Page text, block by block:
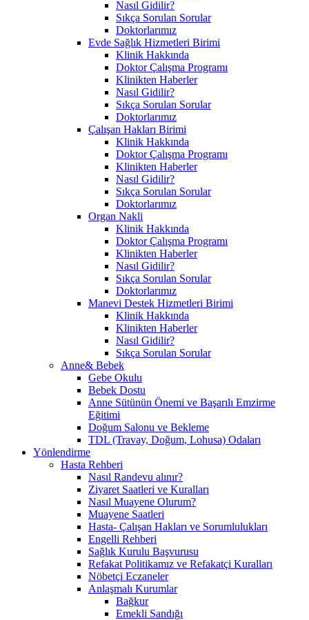
Nasıl Gidilir?
Sıkça Sorulan Sorular
Doktorlarımız
Evde Sağlık Hizmetleri Birimi
Klinik Hakkında
Doktor Çalışma Programı
Klinikten Haberler
Nasıl Gidilir?
Sıkça Sorulan Sorular
Doktorlarımız
Çalışan Hakları Birimi
Klinik Hakkında
Doktor Çalışma Programı
Klinikten Haberler
Nasıl Gidilir?
Sıkça Sorulan Sorular
Doktorlarımız
Organ Nakli
Klinik Hakkında
Doktor Çalışma Programı
Klinikten Haberler
Nasıl Gidilir?
Sıkça Sorulan Sorular
Doktorlarımız
Manevi Destek Hizmetleri Birimi
Klinik Hakkında
Klinikten Haberler
Nasıl Gidilir?
Sıkça Sorulan Sorular
Anne& Bebek
Gebe Okulu
Bebek Dostu
Anne Sütünün Önemi ve Başarılı Emzirme
Eğitimi
Doğum Salonu ve Bekleme
TDL (Travay, Doğum, Lohusa) Odaları
Yönlendirme
Hasta Rehberi
Nasıl Randevu alınır?
Ziyaret Saatleri ve Kuralları
Nasıl Muayene Olurum?
Muayene Saatleri
Hasta- Çalışan Hakları ve Sorumlulukları
Engelli Rehberi
Sağlık Kurulu Başvurusu
Refakat Politikamız ve Refakatçi Kuralları
Nöbetçi Eczaneler
Anlaşmalı Kurumlar
Bağkur
Emekli Sandığı